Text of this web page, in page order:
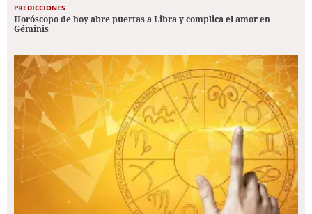
PREDICCIONES
Horóscopo de hoy abre puertas a Libra y complica el amor en
Géminis